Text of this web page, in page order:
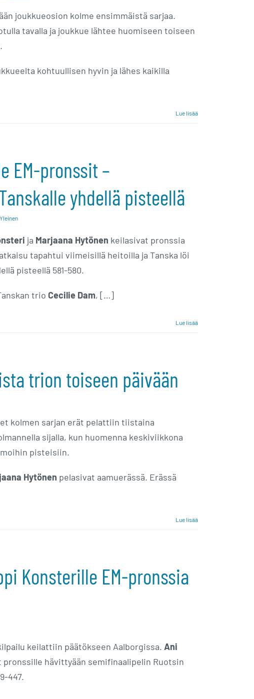
joukkueosion kolme ensimmäistä sarjaa.
tavalla ja joukkue lähtee huomiseen toiseen
kohtuullisen hyvin ja lähes kaikilla
Lue lisää
EM-pronssit –
yhdellä pisteellä
Yleinen
ja Marjaana Hytönen keilasivat pronssia
tapahtui viimeisillä heitoilla ja Tanska löi
pisteellä 581-580.
trio Cecilie Dam, […]
Lue lisää
trion toiseen päivään
kolmen sarjan erät pelattiin tiistaina
sijalla, kun huomenna keskiviikkona
pisteisiin.
Hytönen pelasivat aamuerässä. Erässä
Lue lisää
Konsterille EM-pronssia
keilattiin päätökseen Aalborgissa. Ani
hävittyään semifinaalipelin Ruotsin
447.